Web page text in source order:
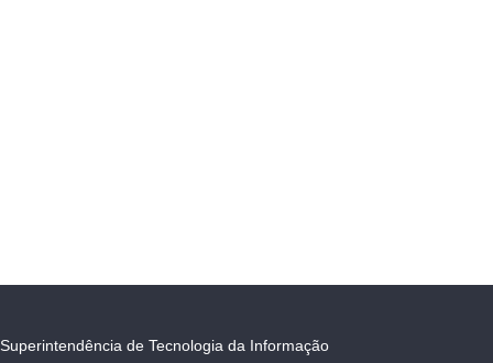
Superintendência de Tecnologia da Informação